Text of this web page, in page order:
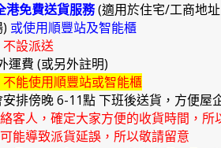
港免費送貨服務(適用於住宅/工商地
或使用順豐站及智能櫃
設派送
費 (或另外註明)
能使用順豐站或智能櫃
排傍晚 6-11點 下班後送貨，方便屋
客人，確定大家方便的收貨時間，所
能導致派貨延誤，所以敬請留意